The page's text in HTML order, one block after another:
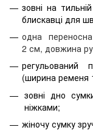
зовні на
блискавці для
одна
2 см, довжина
регульований
(ширина ременя
зовні дно
ніжками;
жіночу сумку